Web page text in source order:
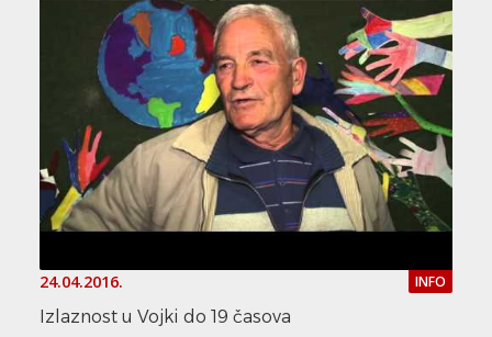
24.04.2016. INFO
Izlaznost u Vojki do 19 časova